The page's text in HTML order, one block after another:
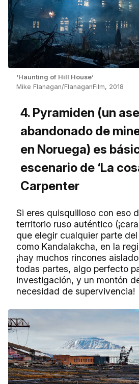
‘Haunting of Hill House’
Mike Flanagan/FlanaganFilm, 2018
4. Pyramiden (un
abandonado de
en Noruega) es
escenario de ‘La
Carpenter
Si eres quisquilloso con eso
territorio ruso auténtico
que elegir cualquier parte
como Kandalakcha, en la
¡hay muchos rincones
todas partes, algo perfecto
investigación, y un montón
necesidad de supervivencia!